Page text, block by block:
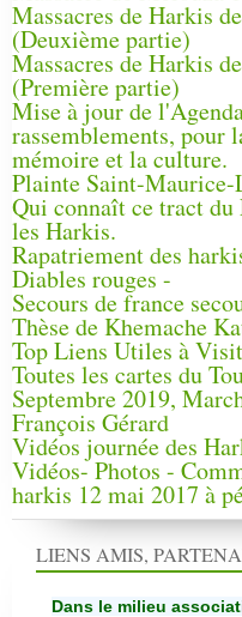
Massacres de Harkis
(Deuxième partie)
Massacres de Harkis
(Première partie)
Mise à jour de
rassemblements, pour
mémoire et la culture.
Plainte Saint-Maurice-
Qui connaît ce tract du
les Harkis.
Rapatriement des
Diables rouges -
Secours de france
Thèse de Khemache
Top Liens Utiles à
Toutes les cartes du
Septembre 2019,
François Gérard
Vidéos journée des
Vidéos- Photos -
harkis 12 mai 2017 à
LIENS AMIS,
Dans le milieu